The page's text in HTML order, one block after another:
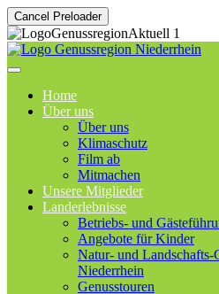
Cancel Preloader
Home
Über uns
Über uns
Klimaschutz
Film ab
Mitmachen
Unsere Mitglieder
Landerlebnisse
Betriebs- und
Angebote für Kinder
Natur- und Landschafts-
Niederrhein
Genusstouren